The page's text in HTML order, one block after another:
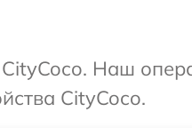
CityCoco. Наш
CityCoco.